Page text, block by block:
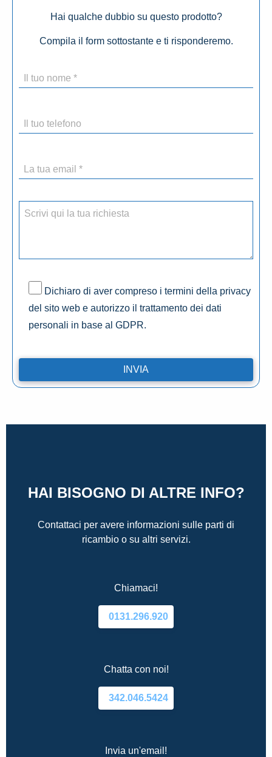
Hai qualche dubbio su questo prodotto?
Compila il form sottostante e ti risponderemo.
Dichiaro di aver compreso i termini della privacy
del sito web e autorizzo il trattamento dei dati
personali in base al GDPR.
HAI BISOGNO DI ALTRE INFO?
Contattaci per avere informazioni sulle parti di
ricambio o su altri servizi.
Chiamaci!
0131.296.920
Chatta con noi!
342.046.5424
Invia un'email!